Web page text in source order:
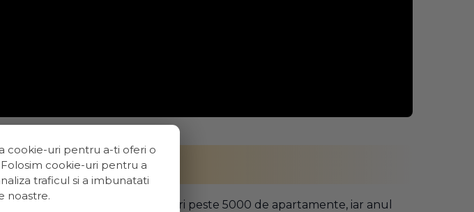
si livrate catre cumparatori peste 5000 de apartamente, iar anul
cookie-uri pentru a-ti oferi o
cookie-uri pentru a
traficul si a imbunatati
noastre.